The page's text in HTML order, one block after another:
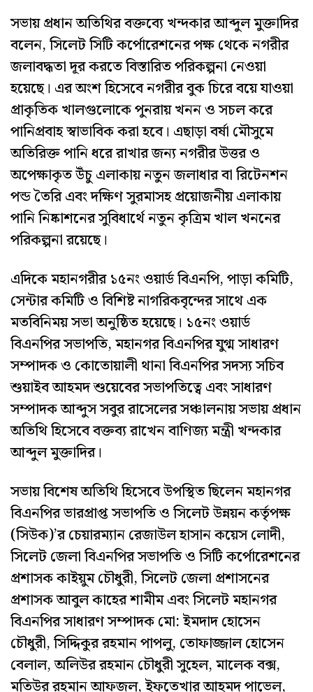
সভায় প্রধান অতিথির বক্তব্যে খন্দকার আব্দুল মুক্তাদির
বলেন, সিলেট সিটি কর্পোরেশনের পক্ষ থেকে নগরীর
জলাবদ্ধতা দূর করতে বিস্তারিত পরিকল্পনা নেওয়া
হয়েছে। এর অংশ হিসেবে নগরীর বুক চিরে বয়ে যাওয়া
প্রাকৃতিক খালগুলোকে পুনরায় খনন ও সচল করে
পানিপ্রবাহ স্বাভাবিক করা হবে। এছাড়া বর্ষা মৌসুমে
অতিরিক্ত পানি ধরে রাখার জন্য নগরীর উত্তর ও
অপেক্ষাকৃত উঁচু এলাকায় নতুন জলাধার বা রিটেনশন
পন্ড তৈরি এবং দক্ষিণ সুরমাসহ প্রয়োজনীয় এলাকায়
পানি নিষ্কাশনের সুবিধার্থে নতুন কৃত্রিম খাল খননের
পরিকল্পনা রয়েছে।
এদিকে মহানগরীর ১৫নং ওয়ার্ড বিএনপি, পাড়া কমিটি,
সেন্টার কমিটি ও বিশিষ্ট নাগরিকবৃন্দের সাথে এক
মতবিনিময় সভা অনুষ্ঠিত হয়েছে। ১৫নং ওয়ার্ড
বিএনপির সভাপতি, মহানগর বিএনপির যুগ্ম সাধারণ
সম্পাদক ও কোতোয়ালী থানা বিএনপির সদস্য সচিব
শুয়াইব আহমদ শুয়েবের সভাপতিত্বে এবং সাধারণ
সম্পাদক আব্দুস সবুর রাসেলের সঞ্চালনায় সভায় প্রধান
অতিথি হিসেবে বক্তব্য রাখেন বাণিজ্য মন্ত্রী খন্দকার
আব্দুল মুক্তাদির।
সভায় বিশেষ অতিথি হিসেবে উপস্থিত ছিলেন মহানগর
বিএনপির ভারপ্রাপ্ত সভাপতি ও সিলেট উন্নয়ন কর্তৃপক্ষ
(সিউক)’র চেয়ারম্যান রেজাউল হাসান কয়েস লোদী,
সিলেট জেলা বিএনপির সভাপতি ও সিটি কর্পোরেশনের
প্রশাসক কাইয়ুম চৌধুরী, সিলেট জেলা প্রশাসনের
প্রশাসক আবুল কাহের শামীম এবং সিলেট মহানগর
বিএনপির সাধারণ সম্পাদক মো: ইমদাদ হোসেন
চৌধুরী, সিদ্দিকুর রহমান পাপলু, তোফাজ্জাল হোসেন
বেলাল, অলিউর রহমান চৌধুরী সুহেল, মালেক বক্স,